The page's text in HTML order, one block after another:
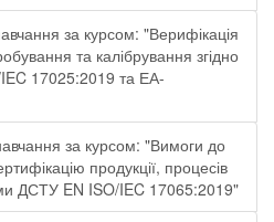
за курсом: "Верифікація
та калібрування згідно
17025:2019 та ЕА-
за курсом: "Вимоги до
продукції, процесів
ДСТУ EN ISO/IEC 17065:2019"